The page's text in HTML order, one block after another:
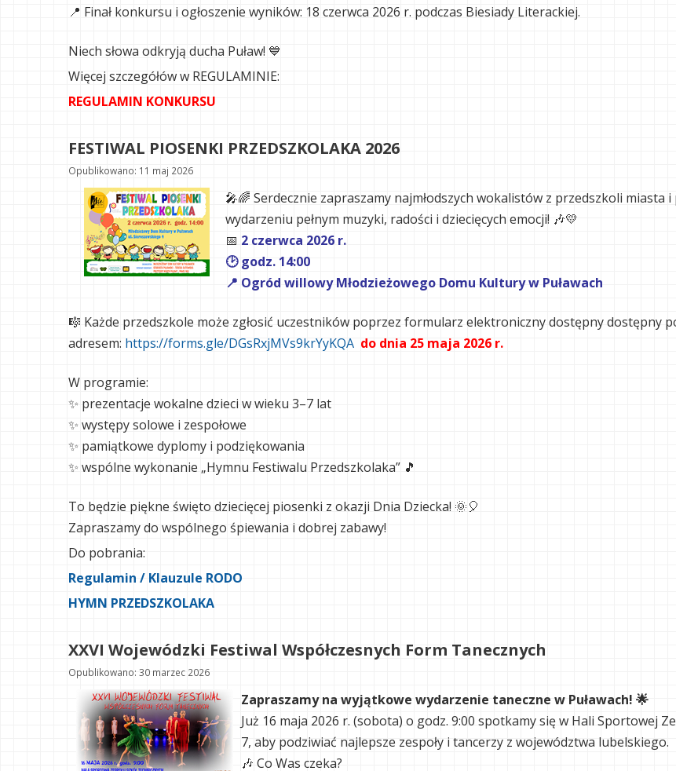
📍 Finał konkursu i ogłoszenie wyników: 18 czerwca 2026 r. podczas Biesiady Literackiej.
Niech słowa odkryją ducha Puław! 💙
Więcej szczegółów w REGULAMINIE:
REGULAMIN KONKURSU
FESTIWAL PIOSENKI PRZEDSZKOLAKA 2026
Opublikowano: 11 maj 2026
🎤🌈 Serdecznie zapraszamy najmłodszych wokalistów z przedszkoli miasta
wydarzeniu pełnym muzyki, radości i dziecięcych emocji! 🎶💛
📅 2 czerwca 2026 r.
🕑 godz. 14:00
📍 Ogród willowy Młodzieżowego Domu Kultury w Puławach
🎼 Każde przedszkole może zgłosić uczestników poprzez formularz elektroniczny dostępny dostępny
adresem: https://forms.gle/DGsRxjMVs9krYyKQA do dnia 25 maja 2026 r.
W programie:
✨ prezentacje wokalne dzieci w wieku 3–7 lat
✨ występy solowe i zespołowe
✨ pamiątkowe dyplomy i podziękowania
✨ wspólne wykonanie „Hymnu Festiwalu Przedszkolaka” 🎵
To będzie piękne święto dziecięcej piosenki z okazji Dnia Dziecka! 🌞🎈
Zapraszamy do wspólnego śpiewania i dobrej zabawy!
Do pobrania:
Regulamin / Klauzule RODO
HYMN PRZEDSZKOLAKA
XXVI Wojewódzki Festiwal Współczesnych Form Tanecznych
Opublikowano: 30 marzec 2026
Zapraszamy na wyjątkowe wydarzenie taneczne w Puławach! 🌟
Już 16 maja 2026 r. (sobota) o godz. 9:00 spotkamy się w Hali Sportowej
7, aby podziwiać najlepsze zespoły i tancerzy z województwa lubelskiego.
🎶 Co Was czeka?